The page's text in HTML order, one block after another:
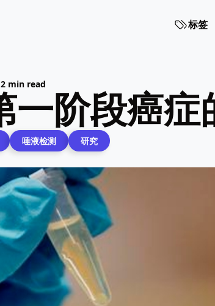
标签
min read
一阶段癌症
唾液检测 研究